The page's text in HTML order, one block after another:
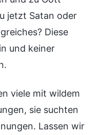
jetzt Satan oder
Diese
und keiner
viele mit wildem
sie suchten
Lassen wir